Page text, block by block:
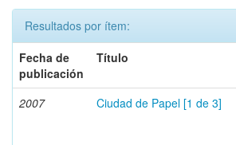
Resultados por ítem:
Fecha de
publicación
Título
2007 Ciudad de Papel [1 de 3]